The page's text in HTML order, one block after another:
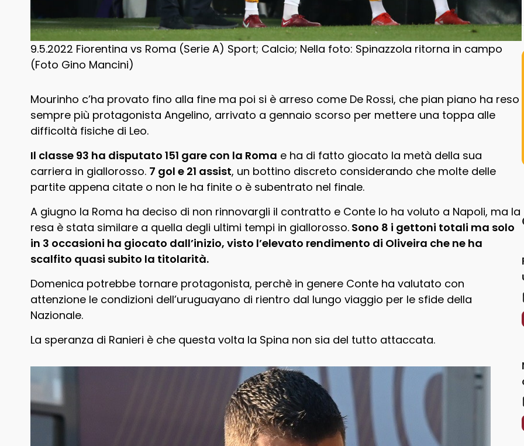
9.5.2022 Fiorentina vs Roma (Serie A) Sport; Calcio; Nella foto: Spinazzola ritorna in campo
(Foto Gino Mancini)
Mourinho c’ha provato fino alla fine ma poi si è arreso come De Rossi, che pian piano ha reso
sempre più protagonista Angelino, arrivato a gennaio scorso per mettere una toppa alle
difficoltà fisiche di Leo.
Il classe 93 ha disputato 151 gare con la Roma e ha di fatto giocato la metà della sua
carriera in giallorosso. 7 gol e 21 assist, un bottino discreto considerando che molte delle
partite appena citate o non le ha finite o è subentrato nel finale.
A giugno la Roma ha deciso di non rinnovargli il contratto e Conte lo ha voluto a Napoli, ma la
resa è stata similare a quella degli ultimi tempi in giallorosso. Sono 8 i gettoni totali ma solo
in 3 occasioni ha giocato dall’inizio, visto l’elevato rendimento di Oliveira che ne ha
scalfito quasi subito la titolarità.
Domenica potrebbe tornare protagonista, perchè in genere Conte ha valutato con
attenzione le condizioni dell’uruguayano di rientro dal lungo viaggio per le sfide della
Nazionale.
La speranza di Ranieri è che questa volta la Spina non sia del tutto attaccata.